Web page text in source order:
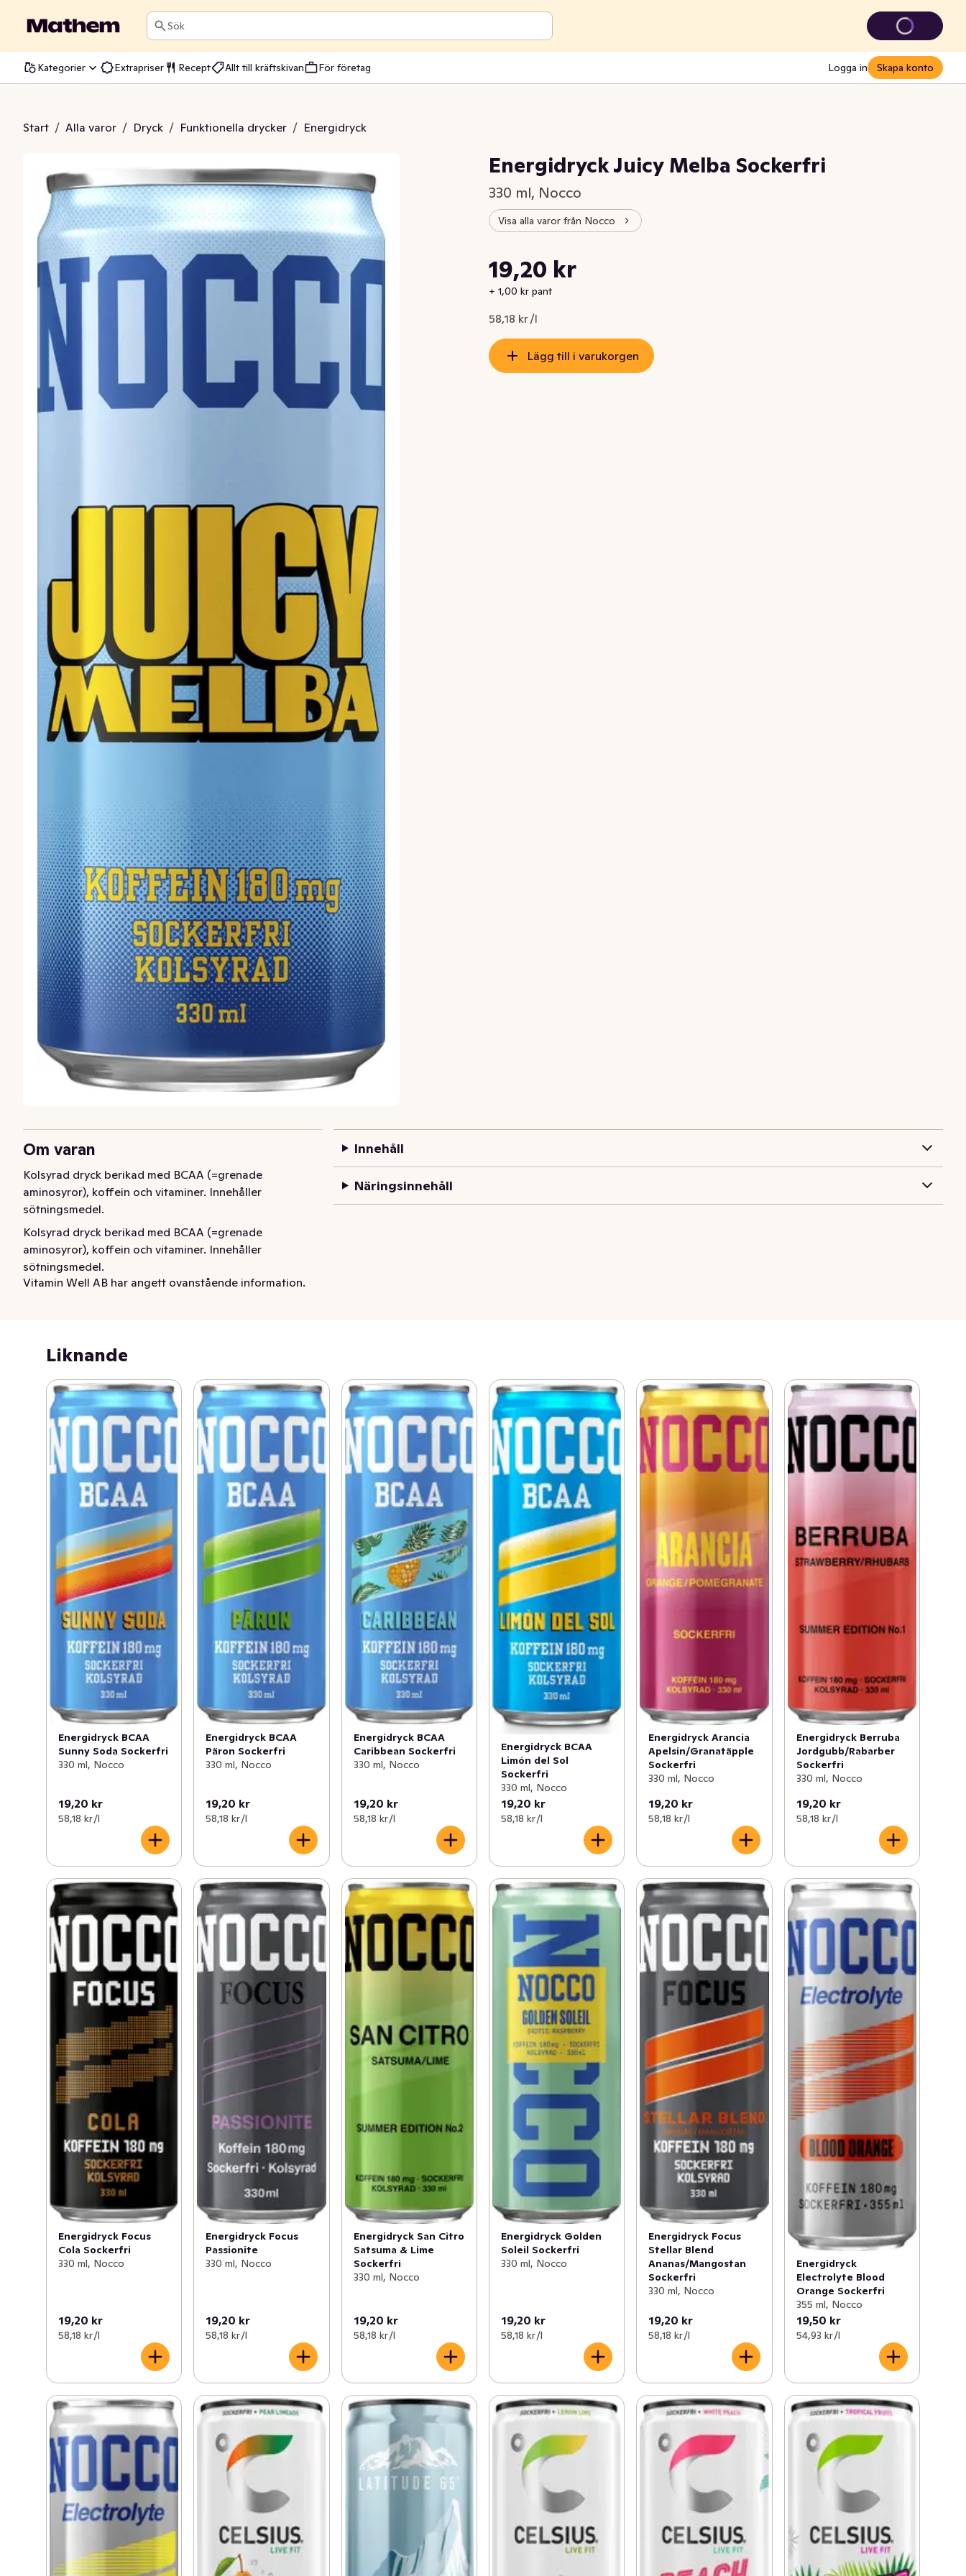
Sök
Kategorier Extrapriser Recept Allt till kräftskivan För företag Logga in Skapa konto
Start / Alla varor / Dryck / Funktionella drycker / Energidryck
Melba Sockerfri
Energidryck Juicy Melba Sockerfri
330 ml, Nocco
Visa alla varor från Nocco
Nuvarande pris är: 19,20 kr
19,20 kr
+ 1,00 kr pant
58,18 kr /l
Styckpris: 58,18 kr /l
Lägg till i varukorgen
Om varan
Kolsyrad dryck berikad med BCAA (=grenade
aminosyror), koffein och vitaminer. Innehåller
sötningsmedel.
Kolsyrad dryck berikad med BCAA (=grenade
aminosyror), koffein och vitaminer. Innehåller
sötningsmedel.
Vitamin Well AB har angett ovanstående information.
Innehåll
Näringsinnehåll
Liknande
Energidryck BCAA
Sunny Soda Sockerfri
330 ml, Nocco
19,20 kr
58,18 kr /l
Energidryck BCAA
Päron Sockerfri
330 ml, Nocco
19,20 kr
58,18 kr /l
Energidryck BCAA
Caribbean Sockerfri
330 ml, Nocco
19,20 kr
58,18 kr /l
Energidryck BCAA
Limón del Sol
Sockerfri
330 ml, Nocco
19,20 kr
58,18 kr /l
Energidryck Arancia
Apelsin/Granatäpple
Sockerfri
330 ml, Nocco
19,20 kr
58,18 kr /l
Energidryck Berruba
Jordgubb/Rabarber
Sockerfri
330 ml, Nocco
19,20 kr
58,18 kr /l
Energidryck Focus
Cola Sockerfri
330 ml, Nocco
19,20 kr
58,18 kr /l
Energidryck Focus
Passionite
330 ml, Nocco
19,20 kr
58,18 kr /l
Energidryck San Citro
Satsuma & Lime
Sockerfri
330 ml, Nocco
19,20 kr
58,18 kr /l
Energidryck Golden
Soleil Sockerfri
330 ml, Nocco
19,20 kr
58,18 kr /l
Energidryck Focus
Stellar Blend
Ananas/Mangostan
Sockerfri
330 ml, Nocco
19,20 kr
58,18 kr /l
Energidryck
Electrolyte Blood
Orange Sockerfri
355 ml, Nocco
19,50 kr
54,93 kr /l